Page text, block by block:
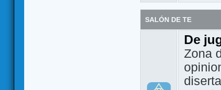
SALÓN DE TE
De
Zona